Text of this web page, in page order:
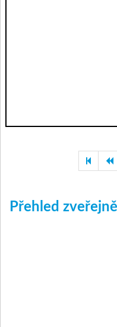
Přehled